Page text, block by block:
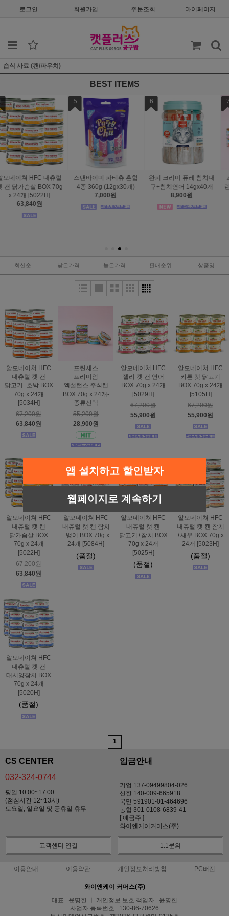
로그인 회원가입 주문조회 마이페이지
습식 사료 (캔/파우치)
BEST ITEMS
7
프린세스 프리미엄 엑설
런스 주식캔 BOX 70g x 2
4개-종류선택
28,900원
8
캣츠테이스트 스탠다드
젤리파우치 SET 75g x 1
2개-종류선택(유통26년7
월)
9
완피 크리미 퓨레 멀
버라이어티14gx100
21,900원
최신순 낮은가격 높은가격 판매순위 상품명
알모네이쳐 HFC
내츄럴 캣 캔
닭고기+호박 BOX
70g x 24개
[5034H]
67,200원
63,840원
프린세스
프리미엄
엑설런스 주식캔
BOX 70g x 24개-
종류선택
55,200원
28,900원
알모네이쳐 HFC
젤리 캣 캔 연어
BOX 70g x 24개
[5029H]
67,200원
55,900원
알모네이쳐 HFC
키튼 캣 닭고기
BOX 70g x 24개
[5105H]
67,200원
55,900원
알모네이쳐 HFC
내츄럴 캣 캔
닭가슴살 BOX
70g x 24개
[5022H]
67,200원
63,840원
알모네이쳐 HFC
내츄럴 캣 캔 참치
+뱅어 BOX 70g x
24개 [5084H]
(품절)
알모네이쳐 HFC
내츄럴 캣 캔
닭고기+참치 BOX
70g x 24개
[5025H]
(품절)
알모네이쳐 HFC
내츄럴 캣 캔 참치
+새우 BOX 70g x
24개 [5023H]
(품절)
알모네이쳐 HFC
내츄럴 캣 캔
대서양참치 BOX
70g x 24개
[5020H]
(품절)
1
CS CENTER
032-324-0744
평일 10:00~17:00
(점심시간 12~13시)
토요일, 일요일 및 공휴일 휴무
입금안내
기업 137-09499804-026
신한 140-009-665918
국민 591901-01-464696
농협 301-0108-6839-41
[ 예금주 ]
와이앤케이커머스(주)
고객센터 연결 1:1문의
이용안내 이용약관 개인정보처리방침 PC버전
와이앤케이 커머스(주)
대표 : 윤명헌 ㅣ 개인정보 보호 책임자 : 윤명헌
사업자 등록번호 : 130-86-70626
앱 설치하고 할인받자
웹페이지로 계속하기